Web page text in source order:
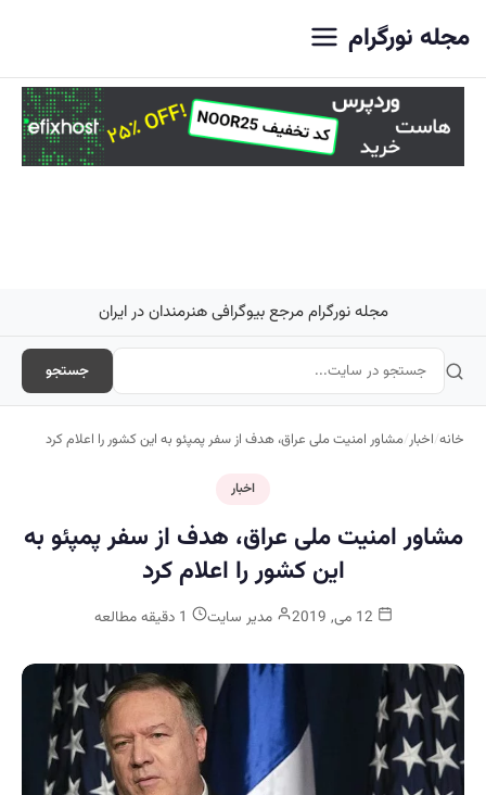
مجله نورگرام
مجله نورگرام مرجع بیوگرافی هنرمندان در ایران
جستجو
خانه/اخبار/مشاور امنیت ملی عراق، هدف از سفر پمپئو به این کشور را اعلام کرد
اخبار
مشاور امنیت ملی عراق، هدف از سفر پمپئو به
این کشور را اعلام کرد
مدیر سایت